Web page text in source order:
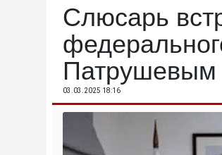
Слюсарь
Патрушевым
03.03.2025 18:16